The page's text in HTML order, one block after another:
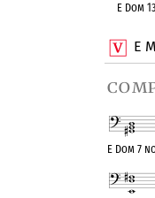
E Dom 13
E
E Dom 7